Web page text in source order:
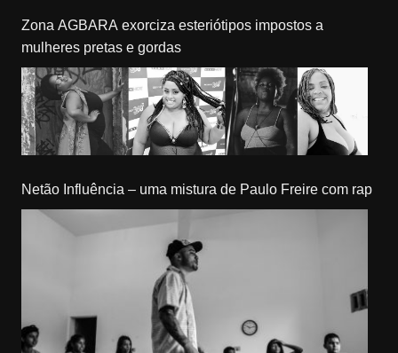
Zona AGBARA exorciza esteriótipos impostos a
mulheres pretas e gordas
Netão Influência – uma mistura de Paulo Freire com rap